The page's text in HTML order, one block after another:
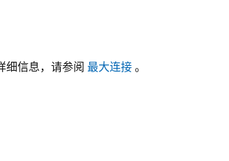
信息，请参阅 最大连接。